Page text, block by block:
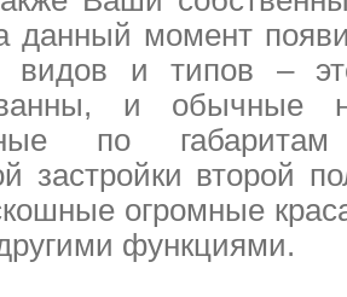
данный момент
видов и типов –
и обычные
по
застройки второй
огромные
функциями.